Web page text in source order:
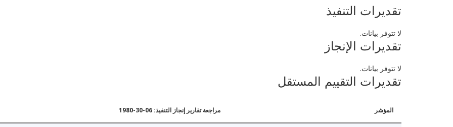
تقديرات التنفيذ
لا تتوفر بيانات.
تقديرات الإنجاز
لا تتوفر بيانات.
تقديرات التقييم المستقل
المؤشر مراجعة تقارير إنجاز التنفيذ: 06-30-1980